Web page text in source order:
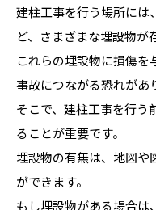
建柱工事を行う場所には
ど、さまざまな埋設物が
これらの埋設物に損傷を
事故につながる恐れがあ
そこで、建柱工事を行う
ることが重要です。
埋設物の有無は、地図や
ができます。
もし埋設物がある場合は